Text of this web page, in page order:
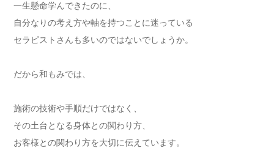
一生懸命学んできたのに、
自分なりの考え方や軸を持つことに迷っている
セラピストさんも多いのではないでしょうか。
だから和もみでは、
施術の技術や手順だけではなく、
その土台となる身体との関わり方、
お客様との関わり方を大切に伝えています。